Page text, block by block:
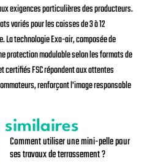
exigences particulières des producteurs.
variés pour les caisses de 3 à 12
La technologie Exa-air, composée de
protection modulable selon les formats de
FSC répondent aux attentes
renforçant l'image responsable
Comment utiliser une mini-pelle pour
ses travaux de terrassement ?